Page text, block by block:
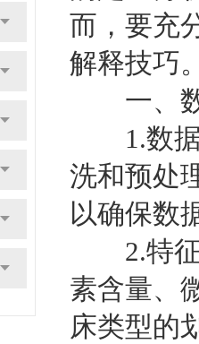
而，要充
解释技巧
一、数
1.数据
洗和预处
以确保数
2.特征
素含量、
床类型的